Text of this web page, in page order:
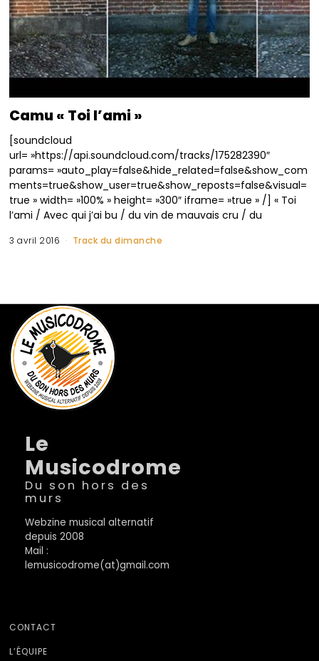
Camu « Toi l’ami »
[soundcloud
url= »https://api.soundcloud.com/tracks/175282390″
params= »auto_play=false&hide_related=false&show_com
ments=true&show_user=true&show_reposts=false&visual=
true » width= »100% » height= »300″ iframe= »true » /] « Toi
l’ami / Avec qui j’ai bu / du vin de mauvais cru / du
3 avril 2016 Track du dimanche
Le
Musicodrome
Du son hors des
murs
Webzine musical alternatif
depuis 2008
Mail :
lemusicodrome(at)gmail.com
CONTACT
L’ÉQUIPE